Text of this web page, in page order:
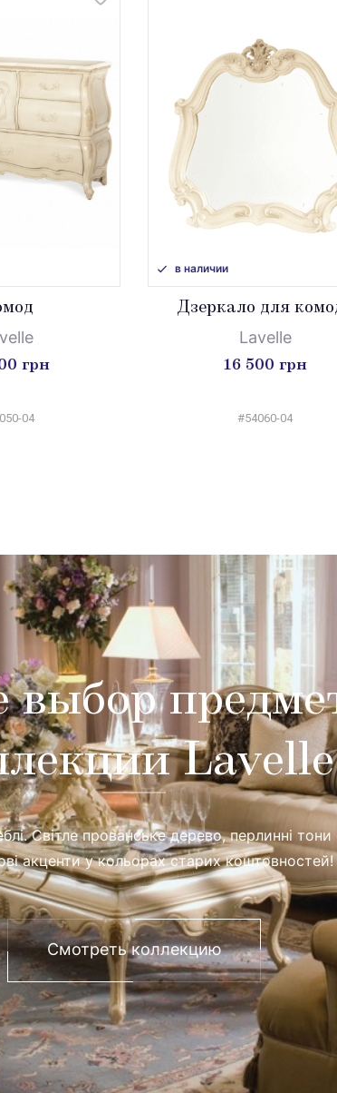
грн
04
в наличии
Дзеркало для
Lavelle
16 500 грн
#54060-04
выбор
Lavelle
Світле прованське дерево, перлинні
акценти у кольорах старих коштовностей!
Смотреть коллекцию